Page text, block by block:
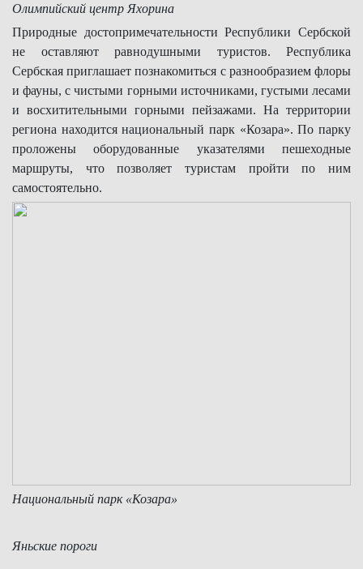
Олимпийский центр Яхорина
Природные достопримечательности Республики Сербской
не оставляют равнодушными туристов. Республика
Сербская приглашает познакомиться с разнообразием флоры
и фауны, с чистыми горными источниками, густыми лесами
и восхитительными горными пейзажами. На территории
региона находится национальный парк «Козара». По парку
проложены оборудованные указателями пешеходные
маршруты, что позволяет туристам пройти по ним
самостоятельно.
Национальный парк «Козара»
Яньские пороги